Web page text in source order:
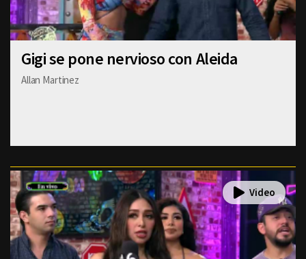
Gigi se pone nervioso con Aleida
Allan Martinez